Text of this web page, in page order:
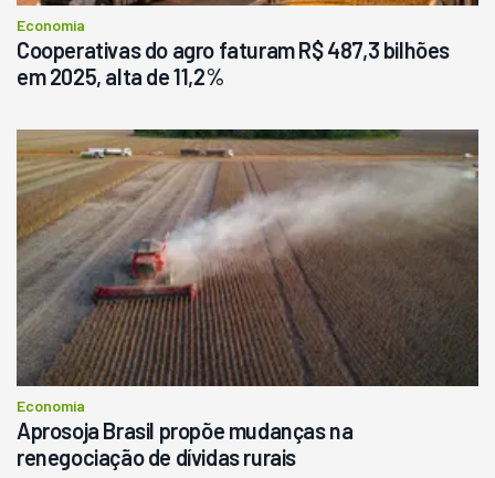
Economia
Cooperativas do agro faturam R$ 487,3 bilhões
em 2025, alta de 11,2%
Economia
Aprosoja Brasil propõe mudanças na
renegociação de dívidas rurais